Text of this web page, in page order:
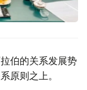
伯的关系发展势
原则之上。